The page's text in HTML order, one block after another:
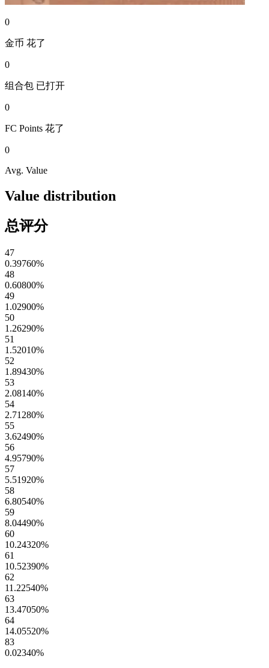
0
金币 花了
0
组合包 已打开
0
FC Points 花了
0
Avg. Value
Value distribution
总评分
47
0.39760%
48
0.60800%
49
1.02900%
50
1.26290%
51
1.52010%
52
1.89430%
53
2.08140%
54
2.71280%
55
3.62490%
56
4.95790%
57
5.51920%
58
6.80540%
59
8.04490%
60
10.24320%
61
10.52390%
62
11.22540%
63
13.47050%
64
14.05520%
83
0.02340%